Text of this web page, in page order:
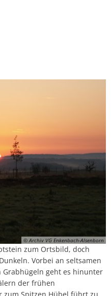
© Archiv VG Enkenbach-Alsenborn
zum Ortsbild, doch
Vorbei an seltsamen
geht es hinunter
der frühen